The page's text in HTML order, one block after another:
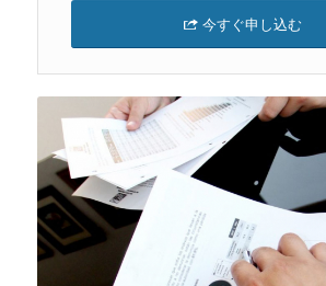
今すぐ申し込む